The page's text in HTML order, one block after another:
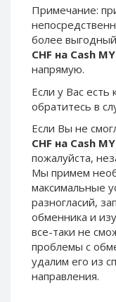
Примечание:
более
CHF на Cash
напрямую.
Если у Вас
обратитесь в
Если Вы не
CHF на Cash
пожалуйста,
Мы примем
максимальные
разногласий,
обменника и
все-таки не
проблемы c
удалим его из
направления.
Paxum EUR
Epay USD
Epay EUR
Phone Balance RUB
Phone Balance UAH
Phone Balance AMD
Neteller USD
Neteller EUR
Neteller INR
Neteller PLN
Neteller GBP
Neteller NOK
Neteller SEK
PaySera USD